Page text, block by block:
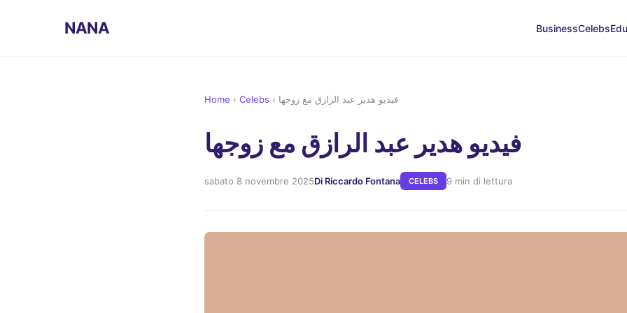
NANA BusinessCelebs
Home › Celebs › فيديو هدير عبد الرازق مع زوجها
فيديو هدير عبد الرازق مع زوجها
sabato 8 novembre 2025Di Riccardo Fontana CELEBS 9 min di lettura